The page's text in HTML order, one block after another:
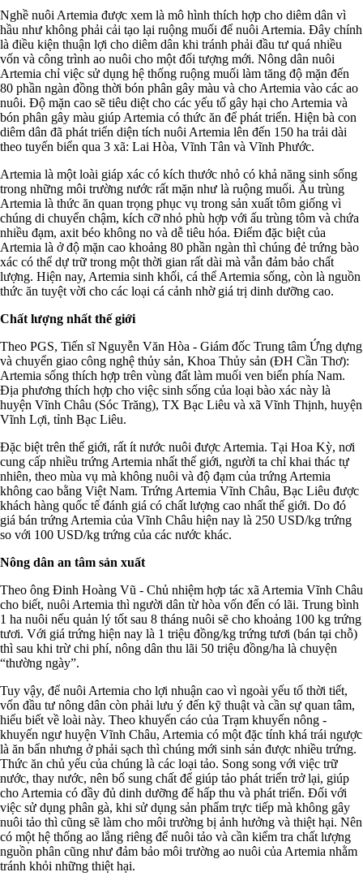
Nghề nuôi Artemia được xem là mô hình thích hợp cho diêm dân vì
hầu như không phải cải tạo lại ruộng muối để nuôi Artemia. Đây chính
là điều kiện thuận lợi cho diêm dân khi tránh phải đầu tư quá nhiều
vốn và công trình ao nuôi cho một đối tượng mới. Nông dân nuôi
Artemia chỉ việc sử dụng hệ thống ruộng muối làm tăng độ mặn đến
80 phần ngàn đồng thời bón phân gây màu và cho Artemia vào các ao
nuôi. Độ mặn cao sẽ tiêu diệt cho các yếu tố gây hại cho Artemia và
bón phân gây màu giúp Artemia có thức ăn để phát triển. Hiện bà con
diêm dân đã phát triển diện tích nuôi Artemia lên đến 150 ha trải dài
theo tuyến biển qua 3 xã: Lai Hòa, Vĩnh Tân và Vĩnh Phước.
Artemia là một loài giáp xác có kích thước nhỏ có khả năng sinh sống
trong những môi trường nước rất mặn như là ruộng muối. Ấu trùng
Artemia là thức ăn quan trọng phục vụ trong sản xuất tôm giống vì
chúng di chuyển chậm, kích cỡ nhỏ phù hợp với ấu trùng tôm và chứa
nhiều đạm, axit béo không no và dễ tiêu hóa. Điểm đặc biệt của
Artemia là ở độ mặn cao khoảng 80 phần ngàn thì chúng đẻ trứng bào
xác có thể dự trữ trong một thời gian rất dài mà vẫn đảm bảo chất
lượng. Hiện nay, Artemia sinh khối, cá thể Artemia sống, còn là nguồn
thức ăn tuyệt vời cho các loại cá cảnh nhờ giá trị dinh dưỡng cao.
Chất lượng nhất thế giới
Theo PGS, Tiến sĩ Nguyễn Văn Hòa - Giám đốc Trung tâm Ứng dựng
và chuyển giao công nghệ thủy sản, Khoa Thủy sản (ĐH Cần Thơ):
Artemia sống thích hợp trên vùng đất làm muối ven biển phía Nam.
Địa phương thích hợp cho việc sinh sống của loại bào xác này là
huyện Vĩnh Châu (Sóc Trăng), TX Bạc Liêu và xã Vĩnh Thịnh, huyện
Vĩnh Lợi, tỉnh Bạc Liêu.
Đặc biệt trên thế giới, rất ít nước nuôi được Artemia. Tại Hoa Kỳ, nơi
cung cấp nhiều trứng Artemia nhất thế giới, người ta chỉ khai thác tự
nhiên, theo mùa vụ mà không nuôi và độ đạm của trứng Artemia
không cao bằng Việt Nam. Trứng Artemia Vĩnh Châu, Bạc Liêu được
khách hàng quốc tế đánh giá có chất lượng cao nhất thế giới. Do đó
giá bán trứng Artemia của Vĩnh Châu hiện nay là 250 USD/kg trứng
so với 100 USD/kg trứng của các nước khác.
Nông dân an tâm sản xuất
Theo ông Đinh Hoàng Vũ - Chủ nhiệm hợp tác xã Artemia Vĩnh Châu
cho biết, nuôi Artemia thì người dân từ hòa vốn đến có lãi. Trung bình
1 ha nuôi nếu quản lý tốt sau 8 tháng nuôi sẽ cho khoảng 100 kg trứng
tươi. Với giá trứng hiện nay là 1 triệu đồng/kg trứng tươi (bán tại chỗ)
thì sau khi trừ chi phí, nông dân thu lãi 50 triệu đồng/ha là chuyện
“thường ngày”.
Tuy vậy, để nuôi Artemia cho lợi nhuận cao vì ngoài yếu tố thời tiết,
vốn đầu tư nông dân còn phải lưu ý đến kỹ thuật và cần sự quan tâm,
hiểu biết về loài này. Theo khuyến cáo của Trạm khuyến nông -
khuyến ngư huyện Vĩnh Châu, Artemia có một đặc tính khá trái ngược
là ăn bẩn nhưng ở phải sạch thì chúng mới sinh sản được nhiều trứng.
Thức ăn chủ yếu của chúng là các loại tảo. Song song với việc trữ
nước, thay nước, nên bổ sung chất để giúp tảo phát triển trở lại, giúp
cho Artemia có đầy đủ dinh dưỡng để hấp thu và phát triển. Đối với
việc sử dụng phân gà, khi sử dụng sản phẩm trực tiếp mà không gây
nuôi tảo thì cũng sẽ làm cho môi trường bị ảnh hưởng và thiệt hại. Nên
có một hệ thống ao lắng riêng để nuôi tảo và cần kiểm tra chất lượng
nguồn phân cũng như đảm bảo môi trường ao nuôi của Artemia nhằm
tránh khỏi những thiệt hại.